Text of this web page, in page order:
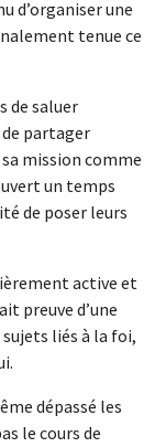
d’organiser une
tenue ce
de saluer
partager
mission comme
un temps
de poser leurs
active et
preuve d’une
liés à la foi,
dépassé les
le cours de